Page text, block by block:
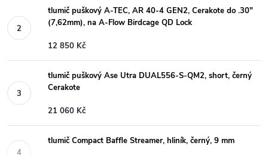
tlumič puškový A-TEC, AR 40-4 GEN2, Cerakote do .30"
(7,62mm), na A-Flow Birdcage QD Lock
12 850 Kč
tlumič puškový Ase Utra DUAL556-S-QM2, short, černý
Cerakote
21 060 Kč
tlumič Compact Baffle Streamer, hliník, černý, 9 mm